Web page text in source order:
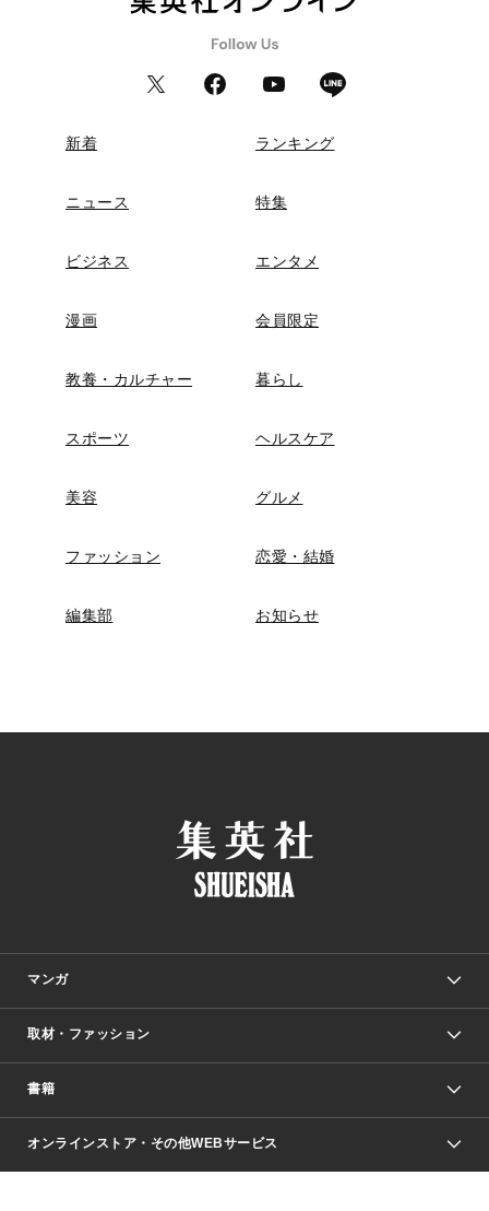
新着 ランキング
ニュース 特集
ビジネス エンタメ
漫画 会員限定
教養・カルチャー 暮らし
スポーツ ヘルスケア
美容 グルメ
ファッション 恋愛・結婚
編集部 お知らせ
マンガ
少年マンガ
Vジャンプ
週刊ヤングジャンプ
取材・ファッション
Seventeen
芸能・情報・スポーツ
書籍
文芸・文庫・総合
オンラインストア・その他WEBサービス